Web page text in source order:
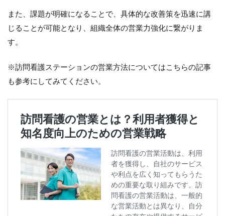
また、課題が明確になることで、具体的な改善策を迅速に講
じることが可能となり、組織全体の営業力強化に繋がりま
す。
※訪問看護ステーションの営業方法についてはこちらの記事
も参考にしてみてください。